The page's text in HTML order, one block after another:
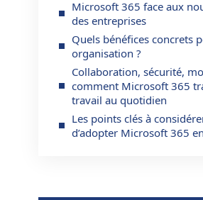
Microsoft 365 face aux
des entreprises
Quels bénéfices concrets
organisation ?
Collaboration, sécurité,
comment Microsoft 365
travail au quotidien
Les points clés à
d’adopter Microsoft 365